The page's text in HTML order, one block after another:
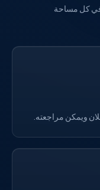
كل مساحة
ويمكن مراجعته.